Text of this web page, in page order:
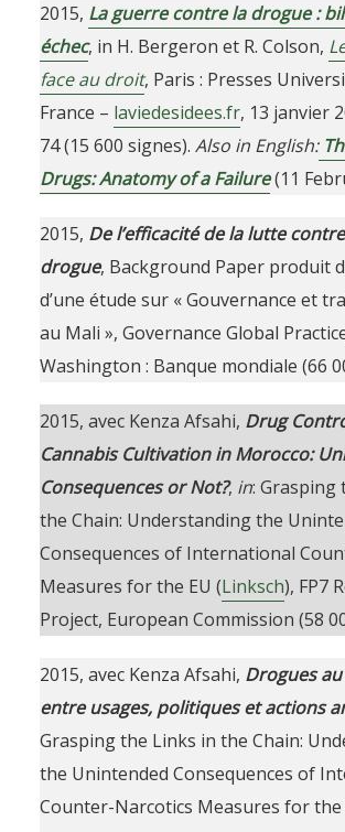
2015, La guerre contre la drogue :
échec, in H. Bergeron et R. Colson,
face au droit, Paris : Presses
France – laviedesidees.fr, 13 janvier
74 (15 600 signes). Also in English:
Drugs: Anatomy of a Failure(11
2015, De l’efficacité de la lutte
drogue, Background Paper produit
d’une étude sur « Gouvernance et
au Mali », Governance Global
Washington : Banque mondiale (66
2015, avec Kenza Afsahi, Drug
Cannabis Cultivation in Morocco:
Consequences or Not?, in: Grasping
the Chain: Understanding the
Consequences of International
Measures for the EU (Linksch), FP7
Project, European Commission (58
2015, avec Kenza Afsahi, Drogues
entre usages, politiques et actions
Grasping the Links in the Chain:
the Unintended Consequences of
Counter-Narcotics Measures for the